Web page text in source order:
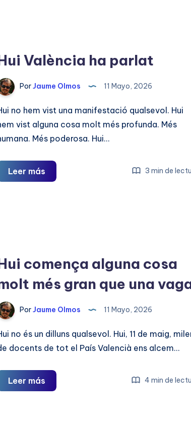
València ha parlat
PorJaume Olmos 11 Mayo, 2026
no hem vist una manifestació qualsevol. Hui
vist alguna cosa molt més profunda. Més
Més poderosa. Hui…
Leer más
València
3 min de
comença alguna cosa
més gran que una
PorJaume Olmos 11 Mayo, 2026
no és un dilluns qualsevol. Hui, 11 de maig,
docents de tot el País Valencià ens alcem…
Leer más
comença
4 min de